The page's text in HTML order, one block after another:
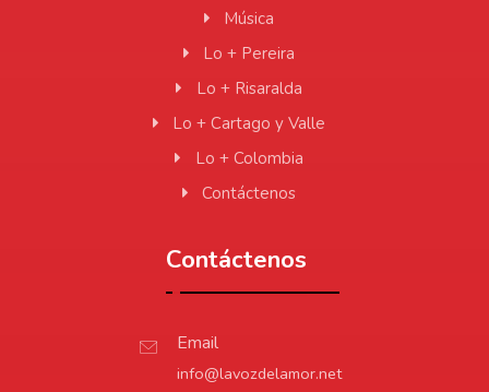
Música
Lo + Pereira
Lo + Risaralda
Lo + Cartago y Valle
Lo + Colombia
Contáctenos
Contáctenos
Email
info@lavozdelamor.net